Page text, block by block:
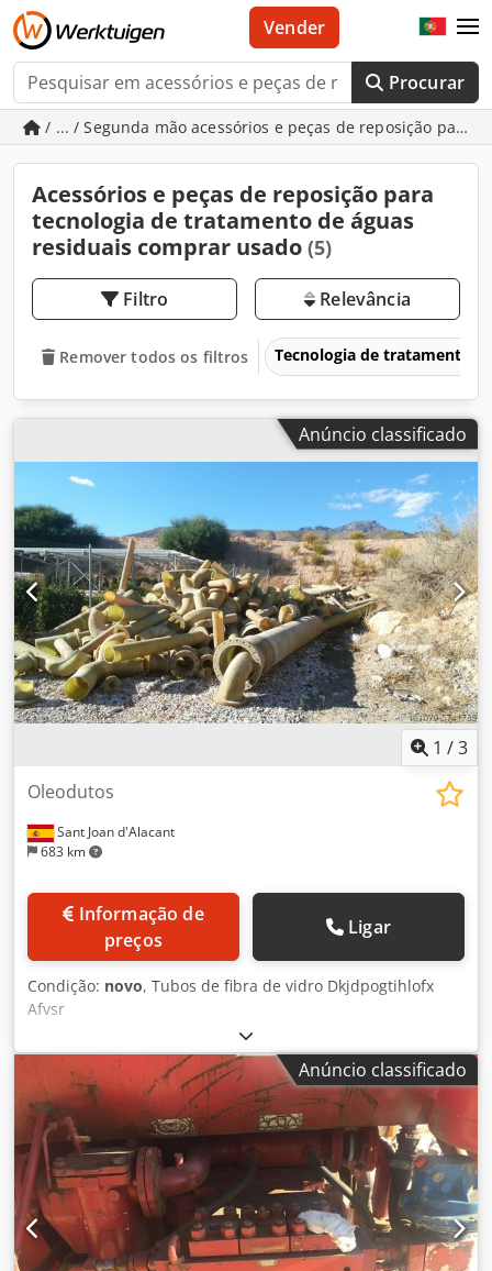
Procurar
Vender
/ ... / Segunda mão acessórios e peças de reposição para
Acessórios e peças de reposição para
tecnologia de tratamento de águas
residuais comprar usado (5)
Filtro Relevância
Remover todos os filtros Tecnologia de tratamento
Anúncio classificado
1 /3
Sant Joan d'Alacant
683 km
Oleodutos
preços
Ligar
Condição: novo, Tubos de fibra de vidro Dkjdpogtihlofx
Afvsr
Anúncio classificado